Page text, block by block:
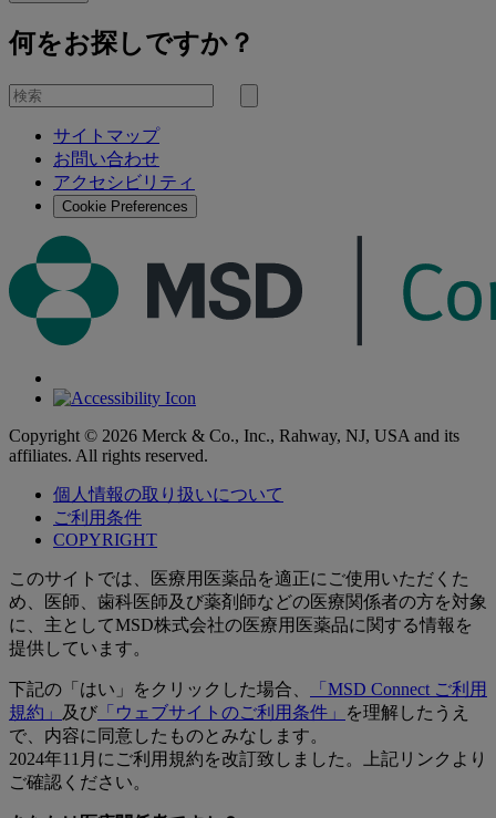
何をお探しですか？
を
検
サイトマップ
お問い合わせ
アクセシビリティ
Cookie Preferences
Copyright © 2026 Merck & Co., Inc., Rahway, NJ, USA and its
affiliates. All rights reserved.
個人情報の取り扱いについて
ご利用条件
COPYRIGHT
このサイトでは、医療用医薬品を適正にご使用いただくた
め、医師、歯科医師及び薬剤師などの医療関係者の方を対象
に、主としてMSD株式会社の医療用医薬品に関する情報を
提供しています。
下記の「はい」をクリックした場合、
「MSD Connect ご利用
規約」
及び 「ウェブサイトのご利用条件」
を理解したうえ
で、内容に同意したものとみなします。
2024年11月にご利用規約を改訂致しました。上記リンクより
ご確認ください。